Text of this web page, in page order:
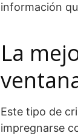
información
La
Este tipo de
impregnarse